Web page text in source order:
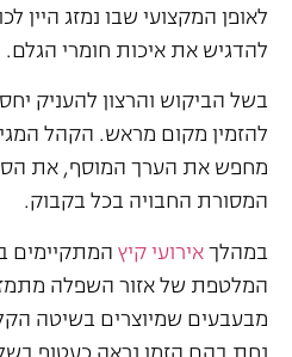
לאופן המקצועי שבו נמזג היין
להדגיש את איכות חומרי הגלם.
בשל הביקוש והרצון להעניק
להזמין מקום מראש. הקהל
מחפש את הערך המוסף, את
המסורת החבויה בכל בקבוק.
במהלךאירועי קיץ המתקיימים
המלטפת של אזור השפלה
מבעבעים שמיוצרים בשיטה